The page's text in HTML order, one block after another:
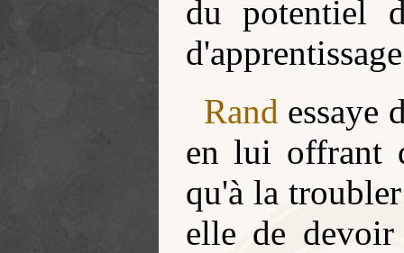
du potentiel
Rand essaye
en lui offrant
qu'à la
elle de